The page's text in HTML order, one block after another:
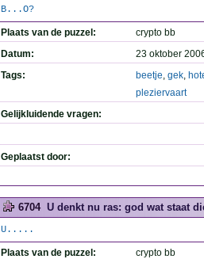
B...O?
Plaats van de puzzel:
crypto bb
Datum:
23 oktober
Tags:
beetje, gek,
pleziervaart
Gelijkluidende vragen:
Geplaatst door:
6704 U denkt nu ras: god wat staat
U.....
Plaats van de puzzel:
crypto bb